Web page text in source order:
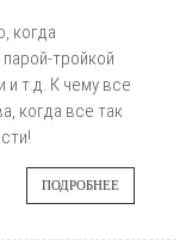
когда
тройкой
и т.д. К чему все
когда все так
ПОДРОБНЕЕ